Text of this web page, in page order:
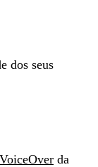
dos seus
VoiceOver da